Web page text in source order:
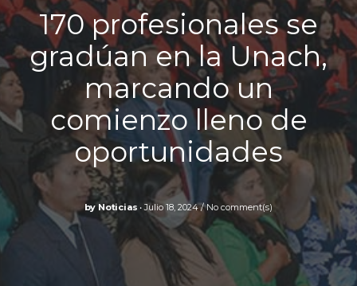
170 profesionales se
gradúan en la Unach,
marcando un
comienzo lleno de
oportunidades
byNoticias Julio 18, 2024 No comment(s)